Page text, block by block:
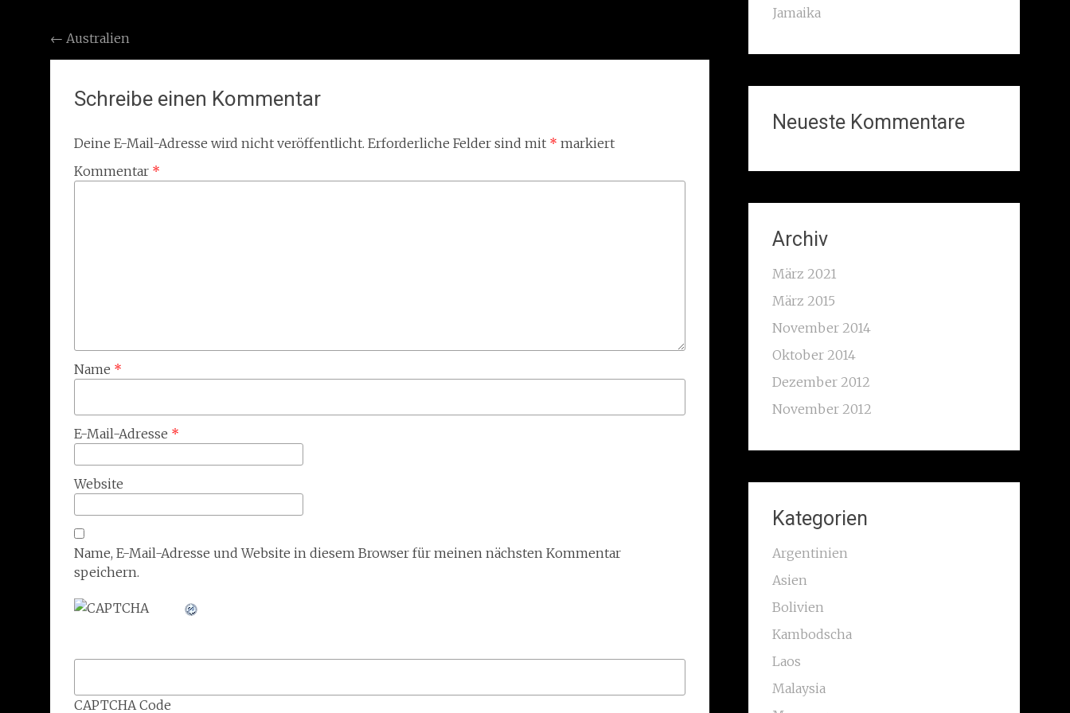
Post
navigation
← Australien
Schreibe einen Kommentar
Deine E-Mail-Adresse wird nicht veröffentlicht. Erforderliche Felder sind mit * markiert
Kommentar *
Name *
E-Mail-Adresse *
Website
Name, E-Mail-Adresse und Website in diesem Browser für meinen nächsten Kommentar
speichern.
CAPTCHA Code
Jamaika
Neueste Kommentare
Archiv
März 2021
März 2015
November 2014
Oktober 2014
Dezember 2012
November 2012
Kategorien
Argentinien
Asien
Bolivien
Kambodscha
Laos
Malaysia